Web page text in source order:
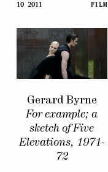
10 2011 FILM
Gerard Byrne
For example; a
sketch of Five
Elevations, 1971-
72